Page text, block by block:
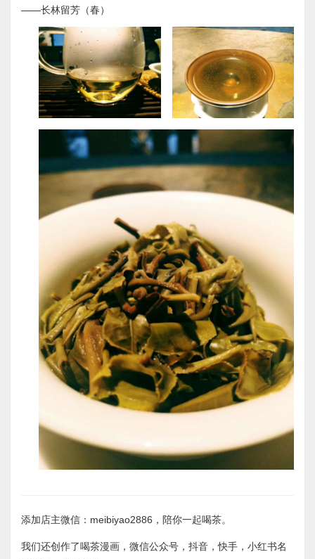
——长林留芳（春）
添加店主微信：meibiyao2886，陪你一起喝茶。
我们还创作了喝茶漫画，微信公众号，抖音，快手，小红书名